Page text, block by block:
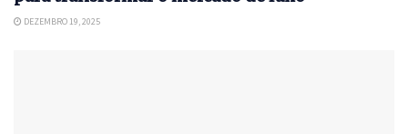
DEZEMBRO 19, 2025